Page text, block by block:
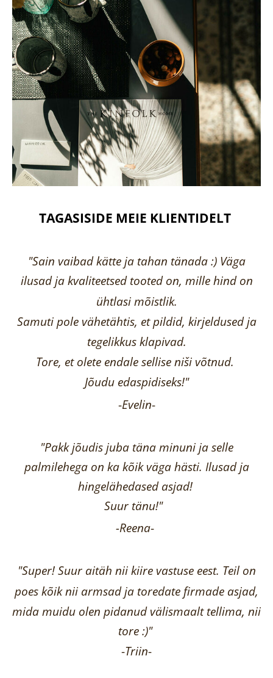
TAGASISIDE MEIE KLIENTIDELT
"Sain vaibad kätte ja tahan tänada :) Väga
ilusad ja kvaliteetsed tooted on, mille hind on
ühtlasi mõistlik.
Samuti pole vähetähtis, et pildid, kirjeldused ja
tegelikkus klapivad.
Tore, et olete endale sellise niši võtnud.
Jõudu edaspidiseks!"
-Evelin-
"Pakk jõudis juba täna minuni ja selle
palmilehega on ka kõik väga hästi. Ilusad ja
hingelähedased asjad!
Suur tänu!"
-Reena-
"Super! Suur aitäh nii kiire vastuse eest. Teil on
poes kõik nii armsad ja toredate firmade asjad,
mida muidu olen pidanud välismaalt tellima, nii
tore :)"
-Triin-